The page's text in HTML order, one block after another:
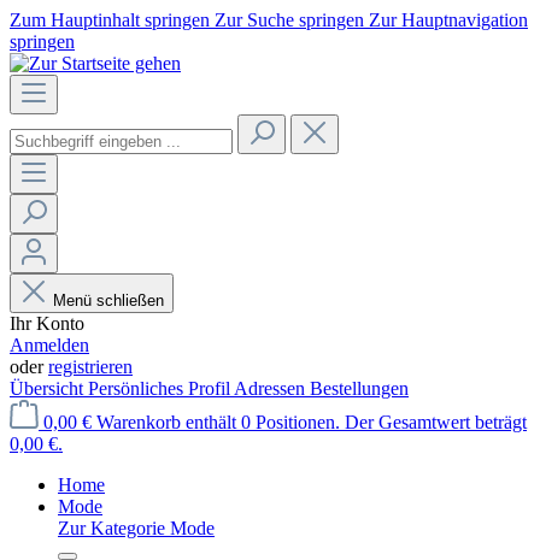
Zum Hauptinhalt springen Zur Suche springen Zur Hauptnavigation
springen
Menü schließen
Ihr Konto
Anmelden
oderregistrieren
Übersicht Persönliches Profil Adressen Bestellungen
0,00 € Warenkorb enthält 0 Positionen. Der Gesamtwert beträgt
0,00 €.
Home
Mode
Zur Kategorie Mode